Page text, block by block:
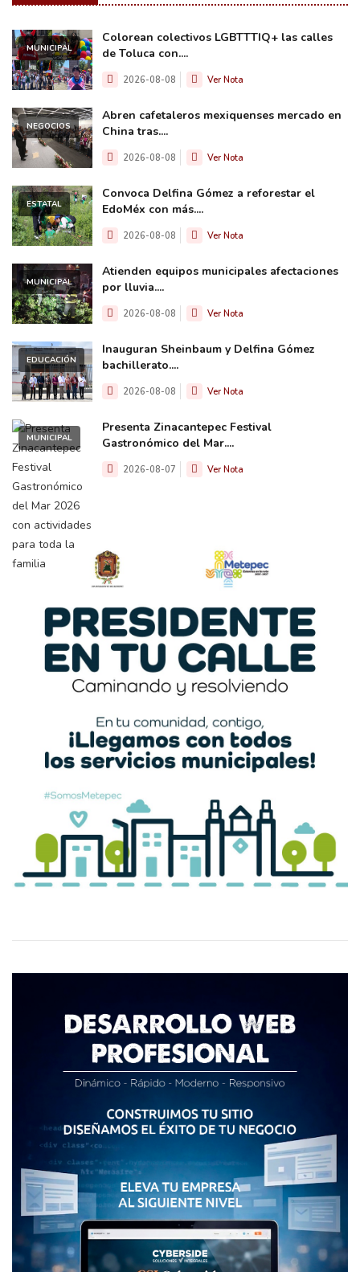
MUNICIPAL
Colorean colectivos LGBTTTIQ+ las calles
de Toluca con....
2026-08-08 Ver Nota
NEGOCIOS
Abren cafetaleros mexiquenses mercado en
China tras....
2026-08-08 Ver Nota
ESTATAL
Convoca Delfina Gómez a reforestar el
EdoMéx con más....
2026-08-08 Ver Nota
MUNICIPAL
Atienden equipos municipales afectaciones
por lluvia....
2026-08-08 Ver Nota
EDUCACIÓN
Inauguran Sheinbaum y Delfina Gómez
bachillerato....
2026-08-08 Ver Nota
MUNICIPAL
Presenta Zinacantepec Festival
Gastronómico del Mar....
2026-08-07 Ver Nota